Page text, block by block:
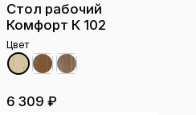
Стол рабочий
Комфорт К 102
Цвет
6 309 ₽